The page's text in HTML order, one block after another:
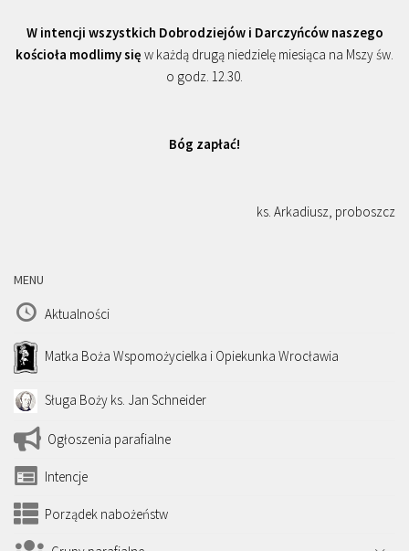
W intencji wszystkich Dobrodziejów i Darczyńców naszego
kościoła modlimy się w każdą drugą niedzielę miesiąca na Mszy św.
o godz. 12.30.
Bóg zapłać!
ks. Arkadiusz, proboszcz
MENU
Aktualności
Matka Boża Wspomożycielka i Opiekunka Wrocławia
Sługa Boży ks. Jan Schneider
Ogłoszenia parafialne
Intencje
Porządek nabożeństw